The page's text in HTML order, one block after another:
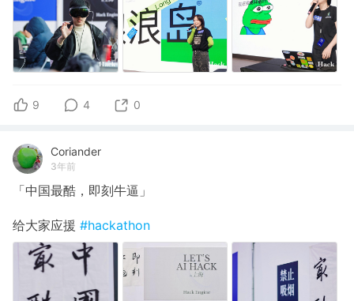
9 4 0
Coriander
3年前
「中国最酷，即刻牛逼」
给大家应援 #hackathon